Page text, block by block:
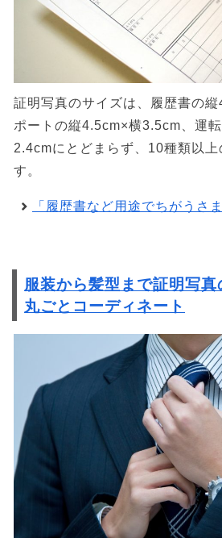
証明写真のサイズは、履歴書の
ポートの縦4.5cm×横3.5cm、運
2.4cmにとどまらず、10種類以上
す。
「履歴書など用途でちがうさ
服装から髪型まで証明写真
丸ごとコーディネート